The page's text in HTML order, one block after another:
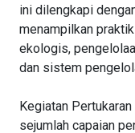
ini dilengkapi
menampilkan
ekologis,
dan sistem
Kegiatan
sejumlah capaian